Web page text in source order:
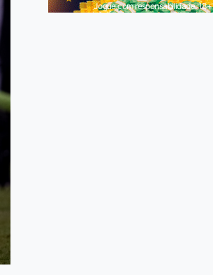
Jogue com responsabilidade. 18+